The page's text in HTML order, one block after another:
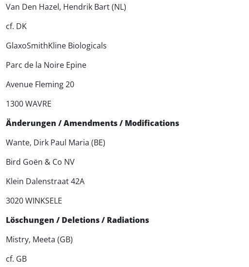
Van Den Hazel, Hendrik Bart (NL)
cf. DK
GlaxoSmithKline Biologicals
Parc de la Noire Epine
Avenue Fleming 20
1300 WAVRE
Änderungen / Amendments / Modifications
Wante, Dirk Paul Maria (BE)
Bird Goën & Co NV
Klein Dalenstraat 42A
3020 WINKSELE
Löschungen / Deletions / Radiations
Mistry, Meeta (GB)
cf. GB